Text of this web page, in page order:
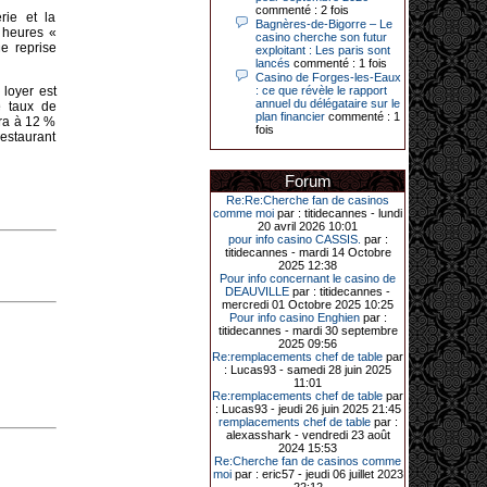
et la
«
reprise
loyer est
taux de
à 12 %
Le plus gros gain gagné depuis plus
de 20 ans dans l’établissement.
31-03-2026|
Série de jackpots au casino JOA de
Gujan-Mestras : ce mois de mars a
été fructueux pour quelques
joueurs. D’abord avec 44 207 euros
une machine à sous pour une mise
initiale de 5,28 €. Puis quelques
jours plus tard, le vendredi 27 mars,
un joueur a décroché 12 086 euros
sur une autre machine à sous.
Enfin, troisième et dernier jackpot,
record cette fois-ci, le samedi 28
mars dernier. Quelque 111 322
euros ont été remportés sur la table
d’Ultimate Texas Hold’em Poker,
grâce à une mise de 5 euros sur la
case bonus et une quinte flush
royale. Ces gains ont été annoncés
dans un communiqué diffusé par le
casino ce lundi 30 mars en soirée.
11-01-2026|
Dimanche 11 janvier, en soirée, une
cliente retraitée de 78 ans, habitant
commenté : 2 fois
Bagnères-de-Bigorre – Le
casino cherche son futur
exploitant : Les paris sont
lancés commenté : 1 fois
Casino de Forges-les-Eaux
: ce que révèle le rapport
annuel du délégataire sur le
plan financier commenté : 1
fois
Forum
Re:Re:Cherche fan de casinos
comme moi par : titidecannes - lundi
20 avril 2026 10:01
pour info casino CASSIS. par :
titidecannes - mardi 14 Octobre
2025 12:38
Pour info concernant le casino de
DEAUVILLE par : titidecannes -
mercredi 01 Octobre 2025 10:25
Pour info casino Enghienpar :
titidecannes - mardi 30 septembre
2025 09:56
Re:remplacements chef de table par
: Lucas93 - samedi 28 juin 2025
11:01
Re:remplacements chef de table par
: Lucas93 - jeudi 26 juin 2025 21:45
remplacements chef de tablepar :
alexasshark - vendredi 23 août
2024 15:53
Re:Cherche fan de casinos comme
moipar : eric57 - jeudi 06 juillet 2023